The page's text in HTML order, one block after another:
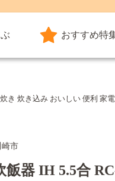
おすすめ特
炊き込み おいしい 便利 家
崎市
飯器 IH 5.5合